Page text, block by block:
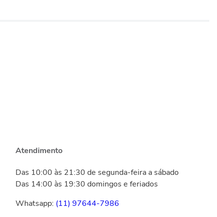
Atendimento
Das 10:00 às 21:30 de segunda-feira a sábado
Das 14:00 às 19:30 domingos e feriados
Whatsapp: (11) 97644-7986